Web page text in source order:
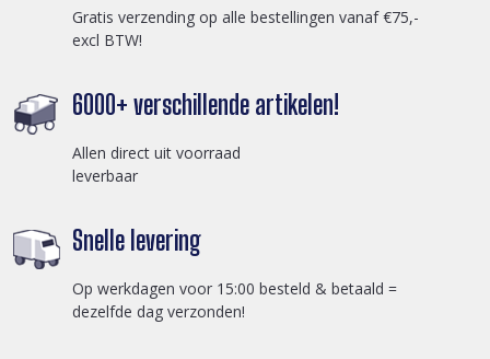
Gratis verzending op alle bestellingen vanaf €75,-
excl BTW!
6000+ verschillende artikelen!
Allen direct uit voorraad
leverbaar
Snelle levering
Op werkdagen voor 15:00 besteld & betaald =
dezelfde dag verzonden!